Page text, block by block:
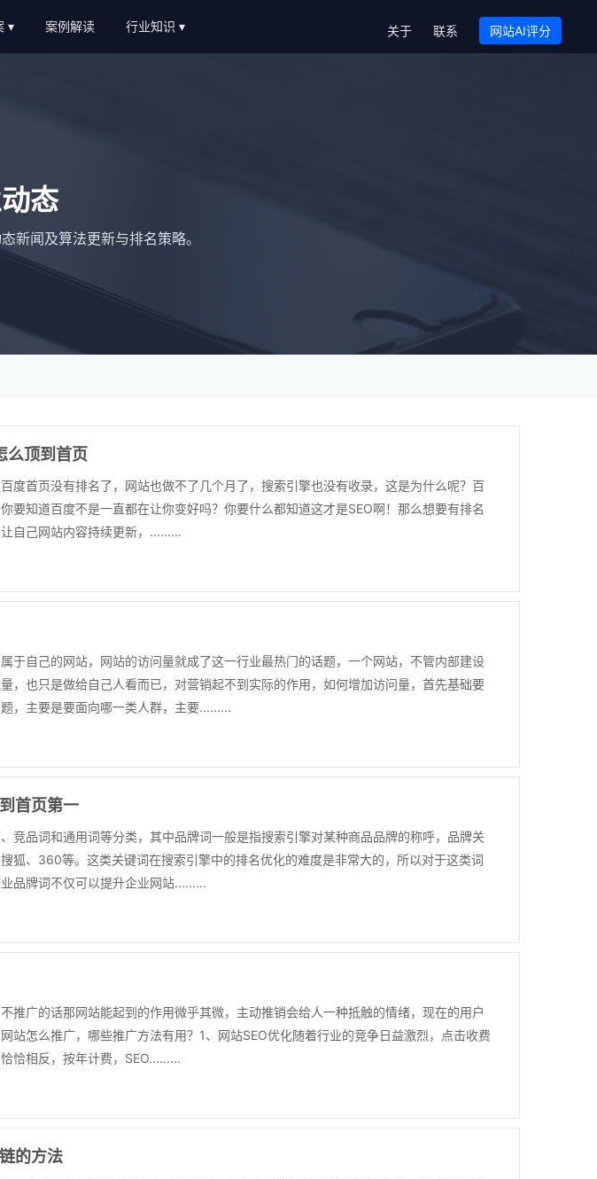
业
计
牧
案例解读 行业知识 关于 联系 网站AI评分
态
新闻及算法更新与排名策略。
么顶到首页
度首页没有排名了，网站也做不了几个月了，搜索引擎也没有收录，这是为什么呢？百
要知道百度不是一直都在让你变好吗？你要什么都知道这才是SEO啊！那么想要有排名
自己网站内容持续更新，.........
于自己的网站，网站的访问量就成了这一行业最热门的话题，一个网站，不管内部建设
，也只是做给自己人看而已，对营销起不到实际的作用，如何增加访问量，首先基础要
，主要是要面向哪一类人群，主要.........
首页第一
竞品词和通用词等分类，其中品牌词一般是指搜索引擎对某种商品品牌的称呼，品牌关
狐、360等。这类关键词在搜索引擎中的排名优化的难度是非常大的，所以对于这类词
品牌词不仅可以提升企业网站.........
推广的话那网站能起到的作用微乎其微，主动推销会给人一种抵触的情绪，现在的用户
站怎么推广，哪些推广方法有用？1、网站SEO优化随着行业的竞争日益激烈，点击收费
恰相反，按年计费，SEO.........
的方法